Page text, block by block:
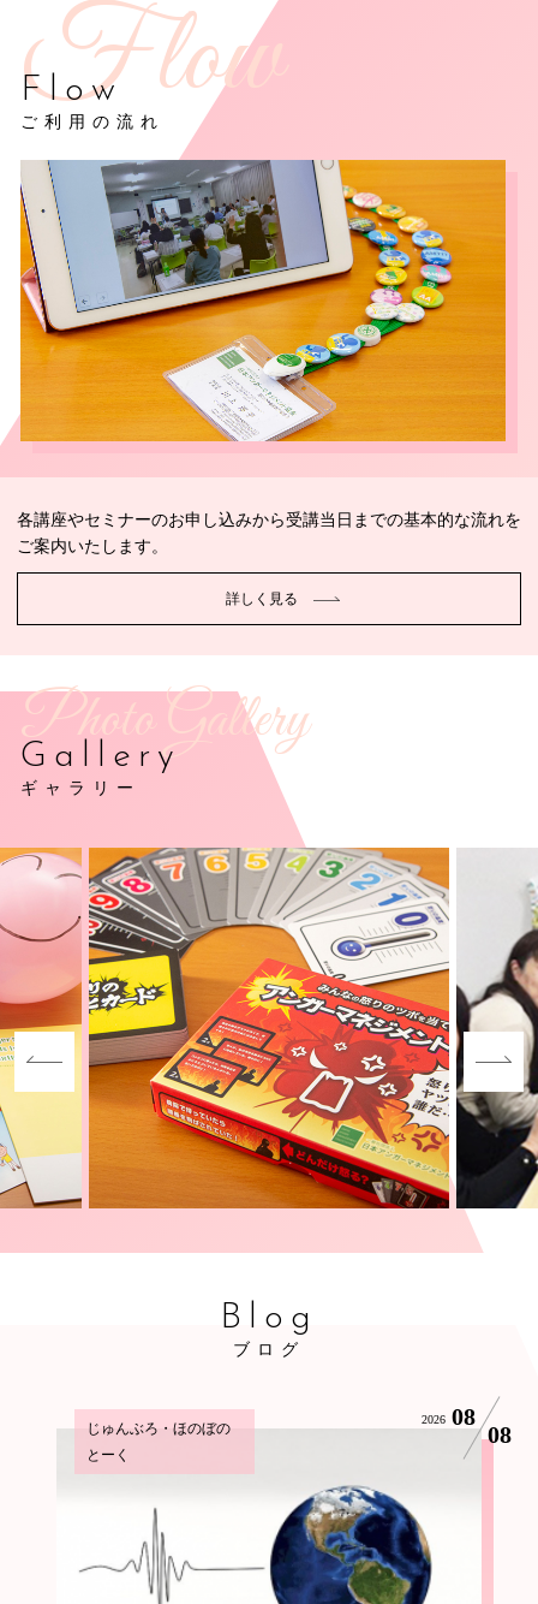
Flow
ご利用の流れ
各講座やセミナーのお申し込みから受講当日までの基本的な流れを
ご案内いたします。
詳しく見る
Photo Gallery
Gallery
ギャラリー
Blog
ブログ
じゅんぶろ・ほのぼの
とーく
2026 08
08